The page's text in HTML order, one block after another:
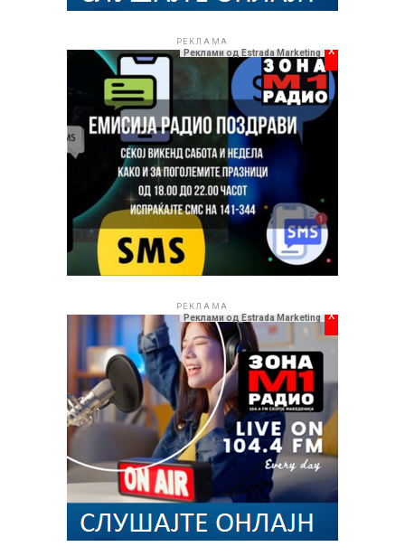
Во продолжение, погледнете го новиот видеоспот и
препуштете се на летната магија што ја носат Компас
РЕКЛАМА
РЕКЛАМА
Реклами од Estrada Marketing x
РЕКЛАМА
Реклами од Estrada Marketing x